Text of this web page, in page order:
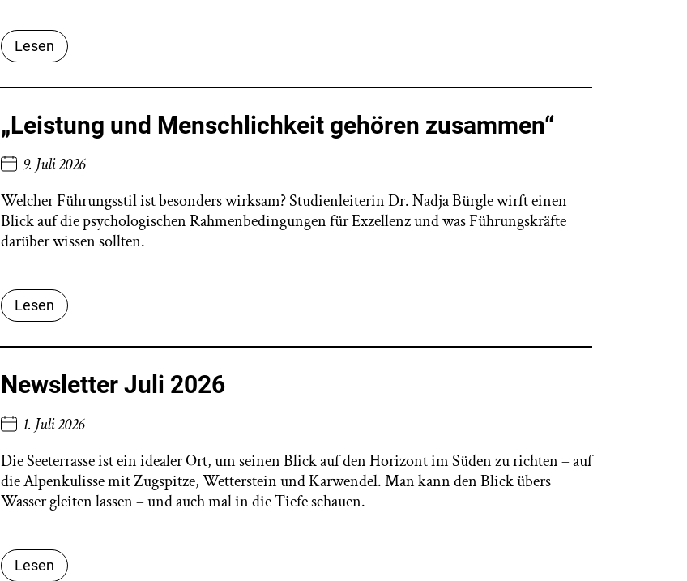
Lesen
„Leistung und Menschlichkeit gehören zusammen“
9. Juli 2026
Welcher Führungsstil ist besonders wirksam? Studienleiterin Dr. Nadja Bürgle wirft einen
Blick auf die psychologischen Rahmenbedingungen für Exzellenz und was Führungskräfte
darüber wissen sollten.
Lesen
Newsletter Juli 2026
1. Juli 2026
Die Seeterrasse ist ein idealer Ort, um seinen Blick auf den Horizont im Süden zu richten – auf
die Alpenkulisse mit Zugspitze, Wetterstein und Karwendel. Man kann den Blick übers
Wasser gleiten lassen – und auch mal in die Tiefe schauen.
Lesen